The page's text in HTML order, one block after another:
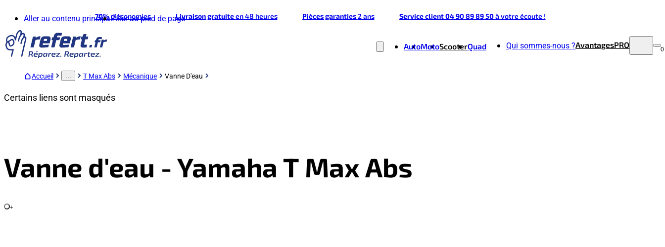
Aller au contenu principalAller au pied de page
70%d'économies Livraison gratuiteen 48 heures Pièces garanties2 ans Service client 04 90 89 89 50à votre écoute !
AutoMotoScooterQuad Qui sommes-nous ?AvantagesPRO 0
Accueil ... T Max Abs Mécanique Vanne D'eau
Certains liens sont masqués
Vanne d'eau - Yamaha T Max Abs
+